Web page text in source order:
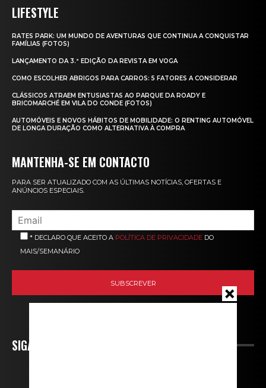
LIFESTYLE
RATES PARK: UM MUNDO DE AVENTURAS QUE CONTINUA A CONQUISTAR
FAMÍLIAS (FOTOS)
LANÇAMENTO DA 3.ª EDIÇÃO DA REVISTA EM VOGA
COMO ESCOLHER ABRIGOS PARA CARROS: 5 FATORES A CONSIDERAR
CLÁSSICOS ATRAEM ENTUSIASTAS AO PARQUE DA ROADY E
BRICOMARCHÉ EM VILA DO CONDE (FOTOS)
AUTOMÓVEIS E NOVOS HÁBITOS DE MOBILIDADE: O RENTING AUTOMÓVEL
DE LONGA DURAÇÃO COMO ALTERNATIVA À COMPRA
MANTENHA-SE EM CONTACTO
PARA SER ATUALIZADO COM AS ÚLTIMAS NOTÍCIAS, OFERTAS E
ANÚNCIOS ESPECIAIS.
* DECLARO QUE ACEITO A POLÍTICA DE PRIVACIDADE DO
MAIS/SEMANÁRIO
SIGA-NOS